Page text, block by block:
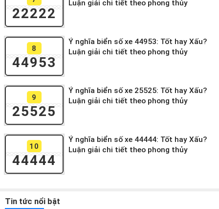
22222
Luận giải chi tiết theo phong thủy
8
44953
Ý nghĩa biển số xe 44953: Tốt hay Xấu?
Luận giải chi tiết theo phong thủy
9
25525
Ý nghĩa biển số xe 25525: Tốt hay Xấu?
Luận giải chi tiết theo phong thủy
10
44444
Ý nghĩa biển số xe 44444: Tốt hay Xấu?
Luận giải chi tiết theo phong thủy
Tin tức nổi bật